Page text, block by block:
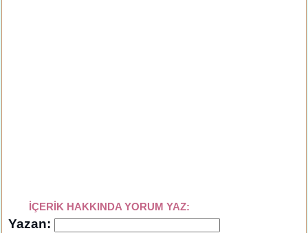
İÇERİK HAKKINDA YORUM YAZ:
Yazan: